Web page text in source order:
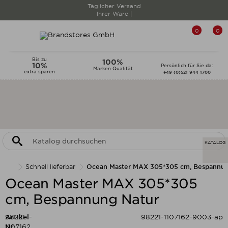
Täglicher Versand
Ihrer Ware |
0 0
Bis zu
10%
extra sparen
100%
Marken Qualität
Persönlich für Sie da:
+49 (0)521 944 1700
Schnell lieferbar Ocean Master MAX 305*305 cm,
Ocean Master MAX 305*305
cm, Bespannung Natur
Artikel-
98221-
98221-1107162-9003-ap
KATALOG